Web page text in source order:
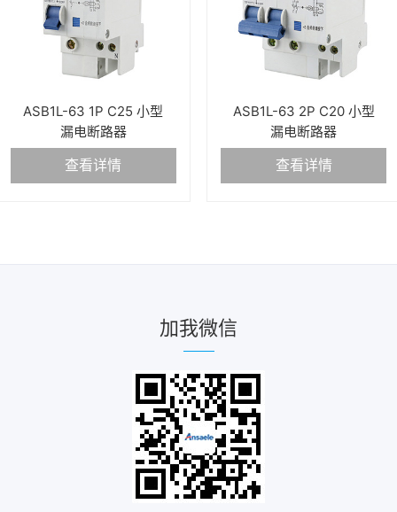
ASB1L-63 1P C25 小型
漏电断路器
查看详情
ASB1L-63 2P C20 小型
漏电断路器
查看详情
加我微信